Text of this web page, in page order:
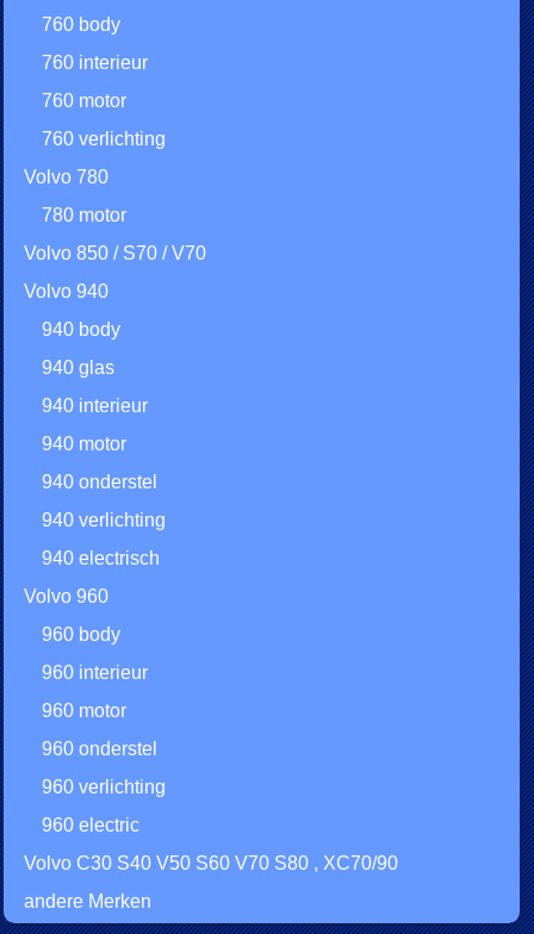
760 body
760 interieur
760 motor
760 verlichting
Volvo 780
780 motor
Volvo 850 / S70 / V70
Volvo 940
940 body
940 glas
940 interieur
940 motor
940 onderstel
940 verlichting
940 electrisch
Volvo 960
960 body
960 interieur
960 motor
960 onderstel
960 verlichting
960 electric
Volvo C30 S40 V50 S60 V70 S80 , XC70/90
andere Merken